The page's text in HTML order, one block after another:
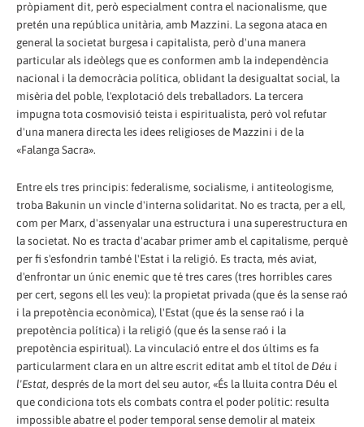
pròpiament dit, però especialment contra el nacionalisme, que
pretén una república unitària, amb Mazzini. La segona ataca en
general la societat burgesa i capitalista, però d'una manera
particular als ideòlegs que es conformen amb la independència
nacional i la democràcia política, oblidant la desigualtat social, la
misèria del poble, l'explotació dels treballadors. La tercera
impugna tota cosmovisió teista i espiritualista, però vol refutar
d'una manera directa les idees religioses de Mazzini i de la
«Falanga Sacra».
Entre els tres principis: federalisme, socialisme, i antiteologisme,
troba Bakunin un vincle d'interna solidaritat. No es tracta, per a ell,
com per Marx, d'assenyalar una estructura i una superestructura en
la societat. No es tracta d'acabar primer amb el capitalisme, perquè
per fi s'esfondrin també l'Estat i la religió. Es tracta, més aviat,
d'enfrontar un únic enemic que té tres cares (tres horribles cares
per cert, segons ell les veu): la propietat privada (que és la sense raó
i la prepotència econòmica), l'Estat (que és la sense raó i la
prepotència política) i la religió (que és la sense raó i la
prepotència espiritual). La vinculació entre el dos últims es fa
particularment clara en un altre escrit editat amb el títol de Déu i
l'Estat, després de la mort del seu autor, «És la lluita contra Déu el
que condiciona tots els combats contra el poder polític: resulta
impossible abatre el poder temporal sense demolir al mateix